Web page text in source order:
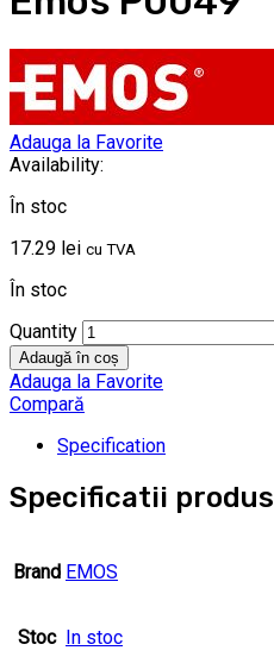
Adauga la Favorite
Availability:
În stoc
17.29 lei cu TVA
În stoc
Quantity
Adaugă în coș
Adauga la Favorite
Compară
Specification
Specificatii produs
Brand EMOS
Stoc In stoc